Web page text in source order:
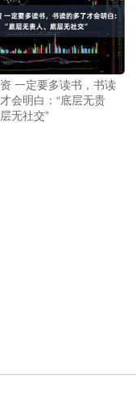
一定要多读书，书读
会明白：“底层无贵
无社交”